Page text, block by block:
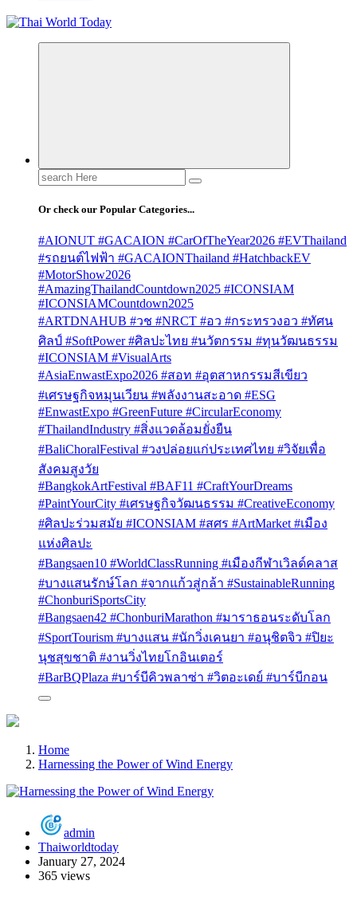
Search
for:
Or check our Popular Categories...
#AIONUT #GACAION #CarOfTheYear2026 #EVThailand
#รถยนต์ไฟฟ้า #GACAIONThailand #HatchbackEV
#MotorShow2026
#AmazingThailandCountdown2025 #ICONSIAM
#ICONSIAMCountdown2025
#ARTDNAHUB #วช #NRCT #อว #กระทรวงอว #ทัศน
ศิลป์ #SoftPower #ศิลปะไทย #นวัตกรรม #ทุนวัฒนธรรม
#ICONSIAM #VisualArts
#AsiaEnwastExpo2026 #สอท #อุตสาหกรรมสีเขียว
#เศรษฐกิจหมุนเวียน #พลังงานสะอาด #ESG
#EnwastExpo #GreenFuture #CircularEconomy
#ThailandIndustry #สิ่งแวดล้อมยั่งยืน
#BaliChoralFestival #วงปล่อยแก่ประเทศไทย #วิจัยเพื่อ
สังคมสูงวัย
#BangkokArtFestival #BAF11 #CraftYourDreams
#PaintYourCity #เศรษฐกิจวัฒนธรรม #CreativeEconomy
#ศิลปะร่วมสมัย #ICONSIAM #สศร #ArtMarket #เมือง
แห่งศิลปะ
#Bangsaen10 #WorldClassRunning #เมืองกีฬาเวิลด์คลาส
#บางแสนรักษ์โลก #จากแก้วสู่กล้า #SustainableRunning
#ChonburiSportsCity
#Bangsaen42 #ChonburiMarathon #มาราธอนระดับโลก
#SportTourism #บางแสน #นักวิ่งเคนยา #อนุชิตจิว #ปิยะ
นุชสุขชาติ #งานวิ่งไทยโกอินเตอร์
#BarBQPlaza #บาร์บีคิวพลาซ่า #วิตอะเดย์ #บาร์บีกอน
Home
Harnessing the Power of Wind Energy
admin
Thaiworldtoday
January 27, 2024
365 views